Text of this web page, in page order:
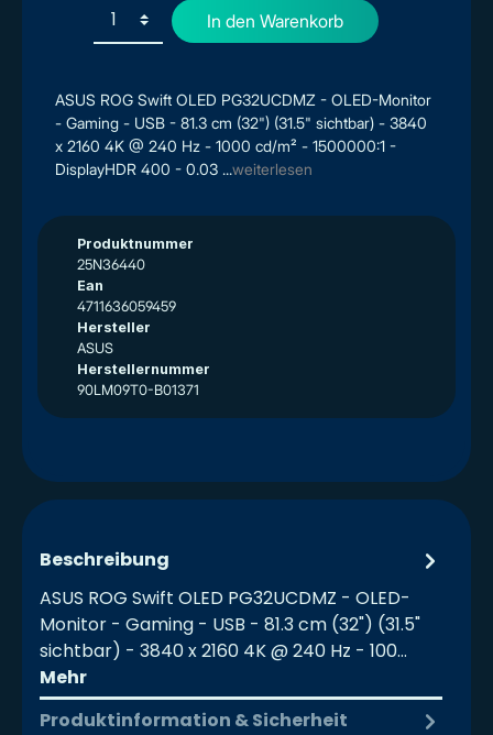
ASUS ROG Swift OLED PG32UCDMZ - OLED-Monitor
- Gaming - USB - 81.3 cm (32") (31.5" sichtbar) - 3840
x 2160 4K @ 240 Hz - 1000 cd/m² - 1500000:1 -
DisplayHDR 400 - 0.03 ...weiterlesen
Produktnummer
25N36440
Ean
4711636059459
Hersteller
ASUS
Herstellernummer
90LM09T0-B01371
In den Warenkorb
Beschreibung
ASUS ROG Swift OLED PG32UCDMZ - OLED-
Monitor - Gaming - USB - 81.3 cm (32") (31.5"
sichtbar) - 3840 x 2160 4K @ 240 Hz - 100…
Mehr
Produktinformation & Sicherheit